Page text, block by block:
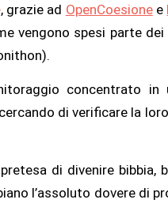
, grazie ad OpenCoesionee
vengono spesi parte dei
concentrato in
di verificare la loro
di divenire bibbia,
l’assoluto dovere di